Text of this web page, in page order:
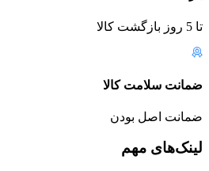
تا 5 روز بازگشت کالا
ضمانت سلامت کالا
ضمانت اصل بودن
لینک‌های مهم